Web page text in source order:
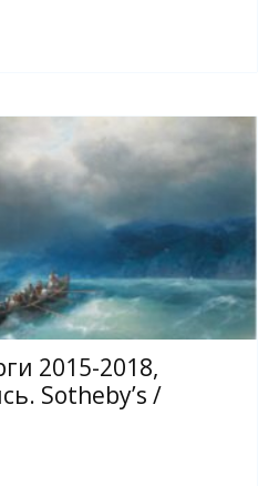
2015-2018,
Sotheby’s /